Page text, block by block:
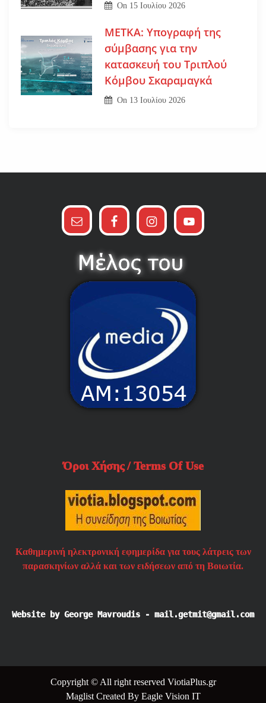
On 15 Ιουλίου 2026
ΜΕΤΚΑ: Υπογραφή της
σύμβασης για την
κατασκευή του Τριπλού
Κόμβου Σκαραμαγκά
On 13 Ιουλίου 2026
Όροι Χήσης / Terms Of Use
Καθημερινή ηλεκτρονική εφημερίδα για τους λάτρεις των
παρασκηνίων αλλά και των ειδήσεων από τη Βοιωτία.
Website by George Mavroudis - mail.getmit@gmail.com
Copyright © All right reserved ViotiaPlus.gr
Maglist Created By Eagle Vision IT